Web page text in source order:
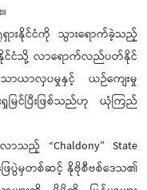
ားနိုင်ငံကို သွားရောက်ခဲ့သည့်
နိုင်ငံသို့ လာရောက်လည်ပတ်နိုင်
သာယာလှပမှုနှင့် ယဉ်ကျေးမှု
ြင်ပြီးဖြစ်သည်ဟု ယုံကြည်
ည့် “Chaldony” State
ဖြေပွဲမှတစ်ဆင့် နိုဗိုစီဗစ်ဒေသ၏